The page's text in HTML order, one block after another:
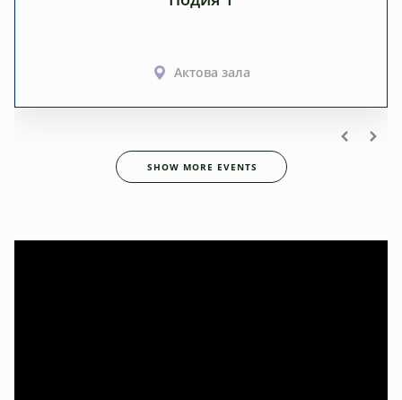
Актова зала
SHOW MORE EVENTS